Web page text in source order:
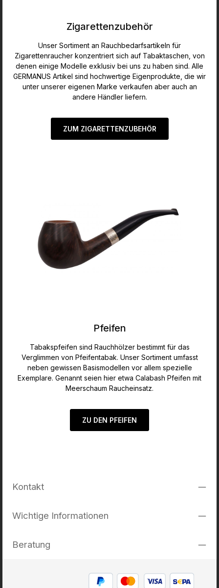
Zigarettenzubehör
Unser Sortiment an Rauchbedarfsartikeln für
Zigarettenraucher konzentriert sich auf Tabaktaschen, von
denen einige Modelle exklusiv bei uns zu haben sind. Alle
GERMANUS Artikel sind hochwertige Eigenprodukte, die wir
unter unserer eigenen Marke verkaufen aber auch an
andere Händler liefern.
ZUM ZIGARETTENZUBEHÖR
Pfeifen
Tabakspfeifen sind Rauchhölzer bestimmt für das
Verglimmen von Pfeifentabak. Unser Sortiment umfasst
neben gewissen Basismodellen vor allem spezielle
Exemplare. Genannt seien hier etwa Calabash Pfeifen mit
Meerschaum Raucheinsatz.
ZU DEN PFEIFEN
Kontakt
Wichtige Informationen
Beratung